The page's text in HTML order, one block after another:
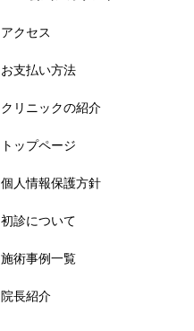
アクセス
お支払い方法
クリニックの紹介
トップページ
個人情報保護方針
初診について
施術事例一覧
院長紹介